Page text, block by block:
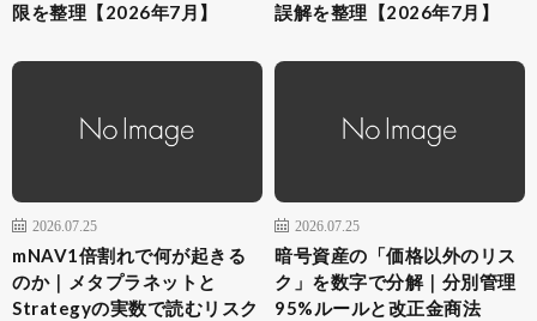
限を整理【2026年7月】
誤解を整理【2026年7月】
2026.07.25
mNAV1倍割れで何が起きる
のか｜メタプラネットと
Strategyの実数で読むリスク
2026.07.25
暗号資産の「価格以外のリス
ク」を数字で分解｜分別管理
95%ルールと改正金商法